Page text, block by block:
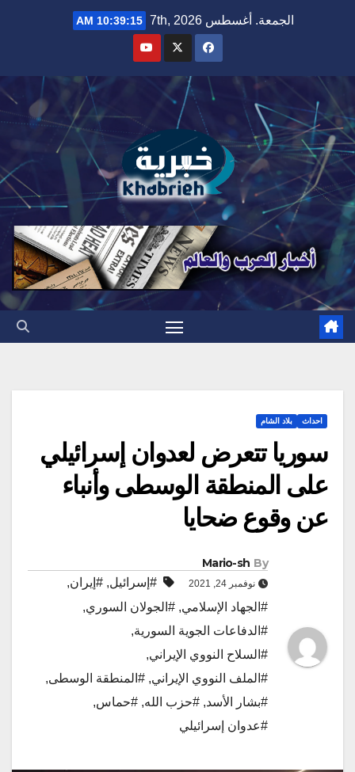
الجمعة. أغسطس 7th, 2026 10:39:16 AM
احداث بلاد الشام
سوريا تتعرض لعدوان إسرائيلي
على المنطقة الوسطى وأنباء
عن وقوع ضحايا
By
Mario-sh
نوفمبر 24, 2021 #إسرائيل, #إيران,
#الجهاد الإسلامي, #الجولان السوري,
#الدفاعات الجوية السورية,
#السلاح النووي الإيراني,
#الملف النووي الإيراني, #المنطقة الوسطى,
#بشار الأسد, #حزب الله, #حماس,
#عدوان إسرائيلي